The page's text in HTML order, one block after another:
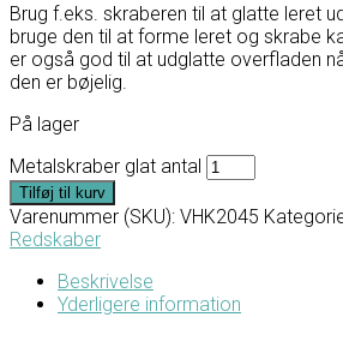
Brug f.eks. skraberen til at glatte leret
bruge den til at forme leret og skrabe
er også god til at udglatte overfladen
den er bøjelig.
På lager
Metalskraber glat antal
Tilføj til kurv
Varenummer (SKU): VHK2045
Redskaber
Beskrivelse
Yderligere information